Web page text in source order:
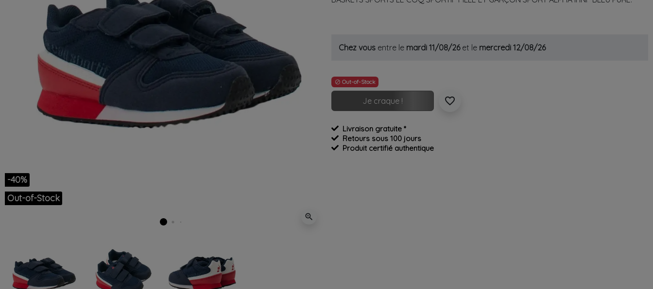
-40%
Out-of-Stock
zoom_in
Chez vous entre le mardi 11/08/26et le mercredi 12/08/26
 Out-of-Stock
Je craque ! favorite_border
Livraison gratuite *
Retours sous 100 jours
Produit certifié authentique